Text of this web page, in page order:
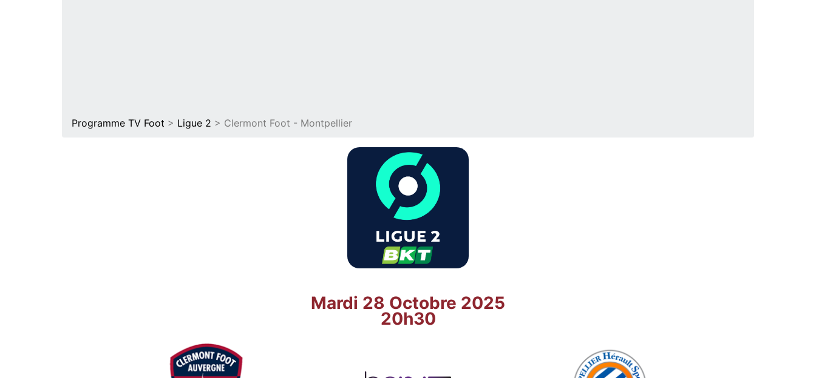
Programme TV Foot > Ligue 2 > Clermont Foot - Montpellier
Mardi 28 Octobre 2025
20h30